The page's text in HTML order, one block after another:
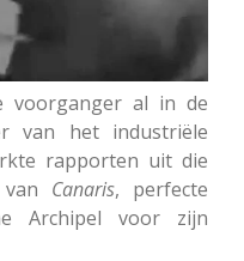
voorganger al in de
van het industriële
rapporten uit die
Canaris, perfecte
Archipel voor zijn